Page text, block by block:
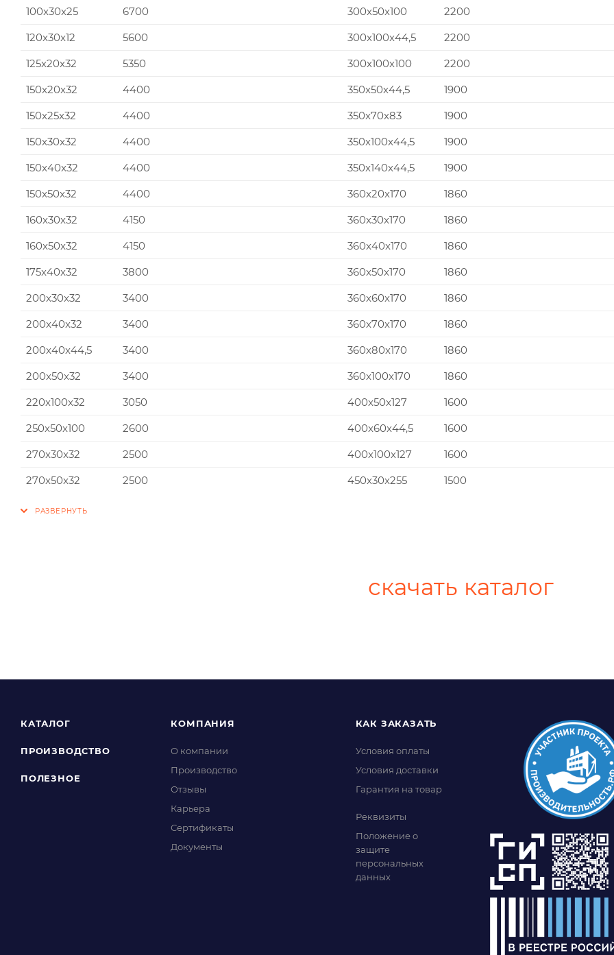
100x30x25
6700 300x50x100
2200
120x30x12
5600 300x100x44,5
2200
125x20x32
5350 300x100x100
2200
150x20x32
4400 350x50x44,5
1900
150x25x32
4400 350x70x83
1900
150x30x32
4400 350x100x44,5
1900
150x40x32
4400 350x140x44,5
1900
150x50x32
4400 360x20x170
1860
160x30x32
4150 360x30x170
1860
160x50x32
4150 360x40x170
1860
175x40x32
3800 360x50x170
1860
200x30x32
3400 360x60x170
1860
200x40x32
3400 360x70x170
1860
200x40x44,5
3400 360x80x170
1860
200x50x32
3400 360x100x170
1860
220x100x32
3050 400x50x127
1600
250x50x100
2600 400x60x44,5
1600
270x30x32
2500 400x100x127
1600
270x50x32
2500 450x30x255 1500
скачать каталог
КАТАЛОГ
ПРОИЗВОДСТВО
ПОЛЕЗНОЕ
КОМПАНИЯ
О компании
Производство
Отзывы
Карьера
Сертификаты
Документы
КАК ЗАКАЗАТЬ
Условия оплаты
Условия доставки
Гарантия на товар
Реквизиты
Положение о
защите
персональных
данных